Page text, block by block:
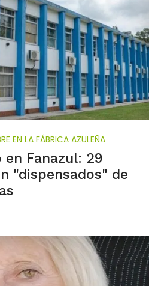
EN LA FÁBRICA AZULEÑA
Fanazul: 29
"dispensados" de